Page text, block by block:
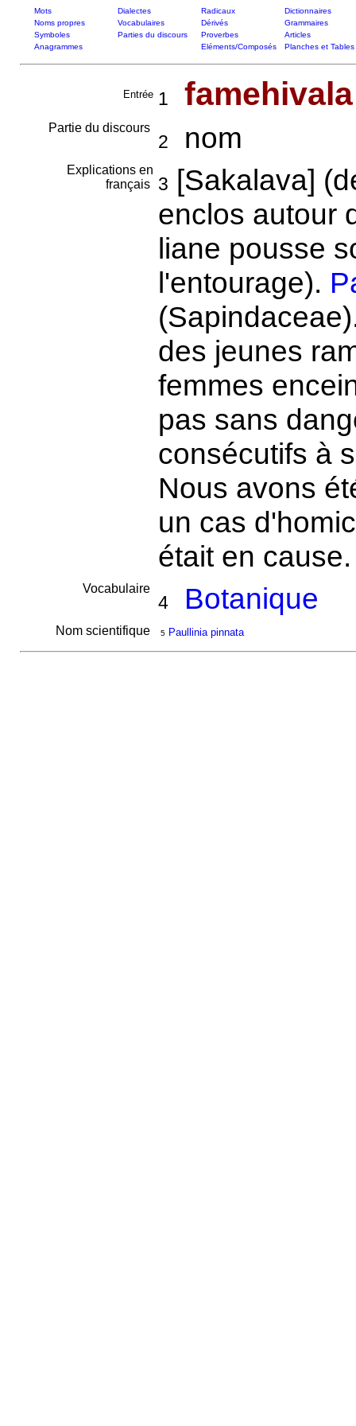
Mots Dialectes Radicaux
Dictionnaires
Noms propres
Vocabulaires Dérivés
Grammaires
Symboles
Parties du discours Proverbes
Articles
Anagrammes
Eléments/Composés Planches et Tables
Entrée 1 famehivala
Partie du discours
2 nom
Explications en
français
3 [Sakalava]
enclos autour
liane pousse
l'entourage).
des jeunes
femmes
pas sans
consécutifs à
Nous avons
un cas
était en
Vocabulaire
4 Botanique
Nom scientifique 5 Paullinia pinnata